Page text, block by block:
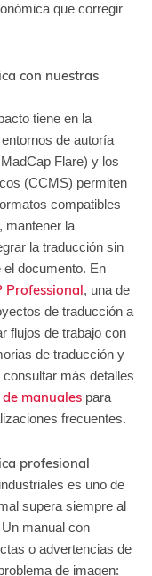
que corregir
con nuestras
tiene en la
de autoría
Flare) y los
(CCMS) permiten
compatibles
mantener la
la traducción sin
documento. En
Professional, una de
de traducción a
flujos de trabajo con
de traducción y
más detalles
manuales para
frecuentes.
profesional
industriales es uno de
supera siempre al
manual con
o advertencias de
de imagen: